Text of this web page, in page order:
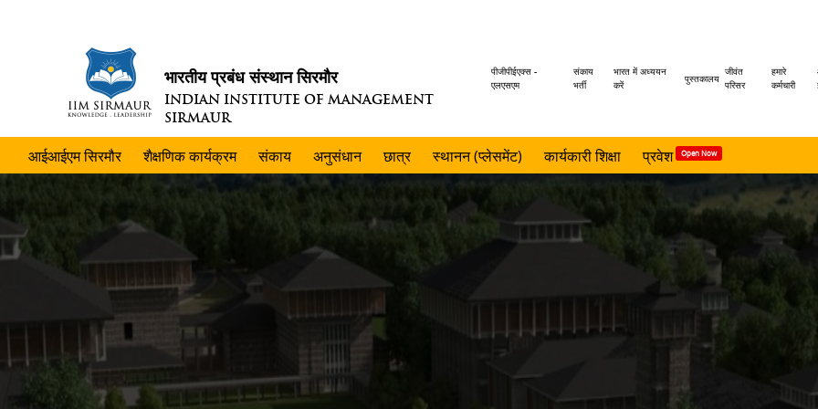
भारतीय प्रबंध संस्थान सिरमौर
INDIAN INSTITUTE OF MANAGEMENT
SIRMAUR
Header
पीजीपीईएक्स -
एलएसएम
संकाय
भर्ती
भारत में अध्ययन
करें
पुस्तकालय
जीवंत
परिसर
हमारे
कर्मचारी
आईआईएम सिरमौर शैक्षणिक कार्यक्रम संकाय अनुसंधान छात्र स्थानन (प्लेसमेंट) कार्यकारी शिक्षा प्रवेश